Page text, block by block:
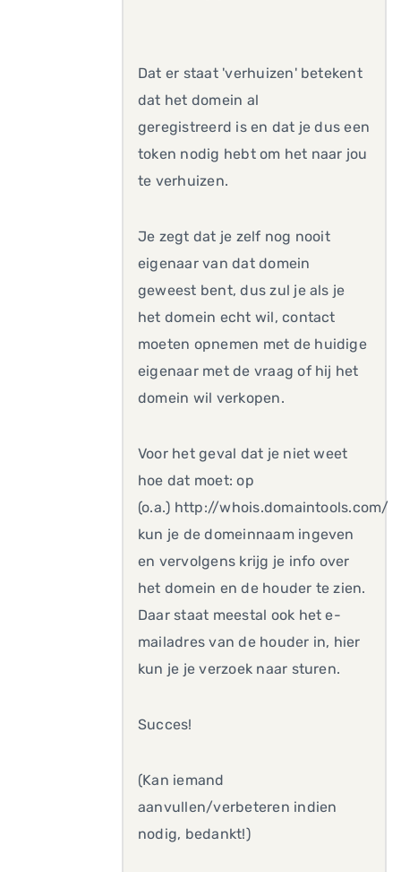
Dat er staat 'verhuizen' betekent
dat het domein al
geregistreerd is en dat je dus een
token nodig hebt om het naar jou
te verhuizen.
Je zegt dat je zelf nog nooit
eigenaar van dat domein
geweest bent, dus zul je als je
het domein echt wil, contact
moeten opnemen met de huidige
eigenaar met de vraag of hij het
domein wil verkopen.
Voor het geval dat je niet weet
hoe dat moet: op
(o.a.) http://whois.domaintools.com/
kun je de domeinnaam ingeven
en vervolgens krijg je info over
het domein en de houder te zien.
Daar staat meestal ook het e-
mailadres van de houder in, hier
kun je je verzoek naar sturen.
Succes!
(Kan iemand
aanvullen/verbeteren indien
nodig, bedankt!)